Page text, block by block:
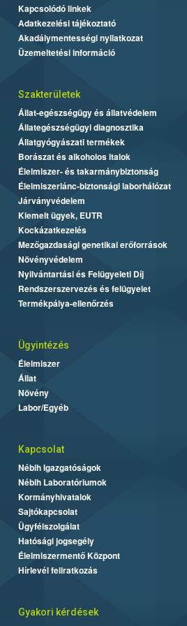
Kapcsolódó linkek
Adatkezelési tájékoztató
Akadálymentességi nyilatkozat
Üzemeltetési információ
Szakterületek
Állat-egészségügy és állatvédelem
Állategészségügyi diagnosztika
Állatgyógyászati termékek
Borászat és alkoholos italok
Élelmiszer- és takarmánybiztonság
Élelmiszerlánc-biztonsági laborhálózat
Járványvédelem
Kiemelt ügyek, EUTR
Kockázatkezelés
Mezőgazdasági genetikai erőforrások
Növényvédelem
Nyilvántartási és Felügyeleti Díj
Rendszerszervezés és felügyelet
Termékpálya-ellenőrzés
Ügyintézés
Élelmiszer
Állat
Növény
Labor/Egyéb
Kapcsolat
Nébih Igazgatóságok
Nébih Laboratóriumok
Kormányhivatalok
Sajtókapcsolat
Ügyfélszolgálat
Hatósági jogsegély
Élelmiszermentő Központ
Hírlevél feliratkozás
Gyakori kérdések